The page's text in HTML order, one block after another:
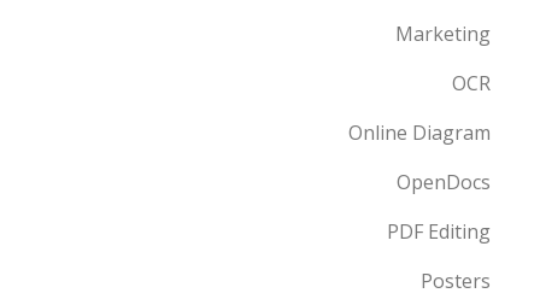
Marketing
OCR
Online Diagram
OpenDocs
PDF Editing
Posters